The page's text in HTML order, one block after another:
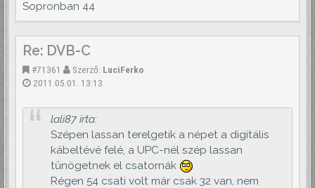
Sopronban 44
Re: DVB-C
#71361 Szerző: LuciFerko
2011.05.01. 13:13
lali87 írta:
Szépen lassan terelgetik a népet a digitális
kábeltévé felé, a UPC-nél szép lassan
tűnögetnek el csatornák
Régen 54 csati volt már csak 32 van, nem